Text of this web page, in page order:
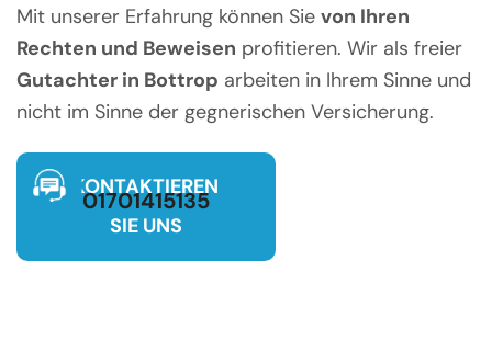
Mit unserer Erfahrung können Sie von Ihren
Rechten und Beweisen profitieren. Wir als freier
Gutachter in Bottrop arbeiten in Ihrem Sinne und
nicht im Sinne der gegnerischen Versicherung.
KONTAKTIEREN
SIE UNS
01701415135